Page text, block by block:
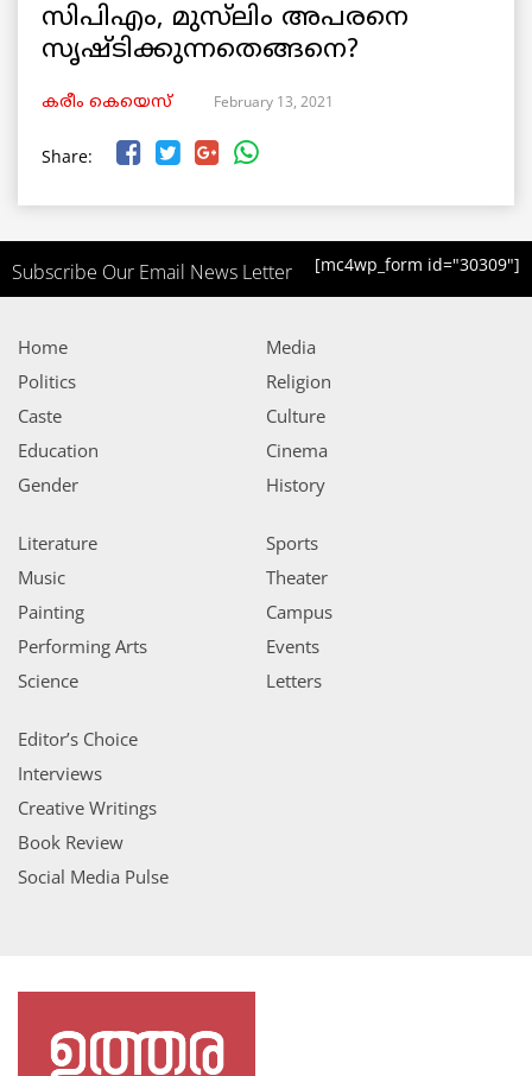
സിപിഎം, മുസ്‌ലിം അപരനെ
സൃഷ്‌ടിക്കുന്നതെങ്ങനെ?
കരീം കെയെസ് February 13, 2021
Share:
Subscribe Our Email News Letter [mc4wp_form id="30309"]
Home
Politics
Caste
Education
Gender
Media
Religion
Culture
Cinema
History
Literature
Music
Painting
Performing Arts
Science
Sports
Theater
Campus
Events
Letters
Editor’s Choice
Interviews
Creative Writings
Book Review
Social Media Pulse